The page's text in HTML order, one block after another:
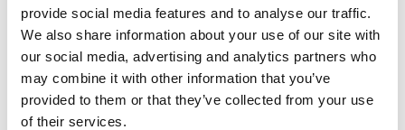
provide social media features and to analyse our traffic.
We also share information about your use of our site with
our social media, advertising and analytics partners who
may combine it with other information that you’ve
provided to them or that they’ve collected from your use
of their services.
desplazarse grandes distancias.
Si tienes ropa, libros o muebles en buen estado que
ya no utilizas, donalosa organizaciones benéficas
locales para darles una segunda vida. También puedes
comprar en tiendas de segunda manopara
contribuir a la reutilización.